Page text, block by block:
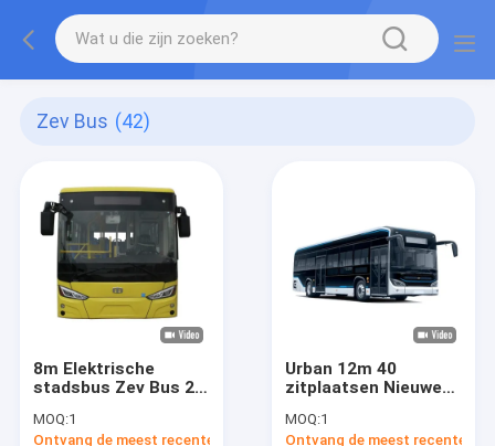
Zev Bus (42)
8m Elektrische
stadsbus Zev Bus 28
vervoer
MOQ:1
Ontvang de meest recente Prijs
Urban 12m 40
zitplaatsen Nieuwe
luchtophanging en
MOQ:1
Ontvang de meest recente